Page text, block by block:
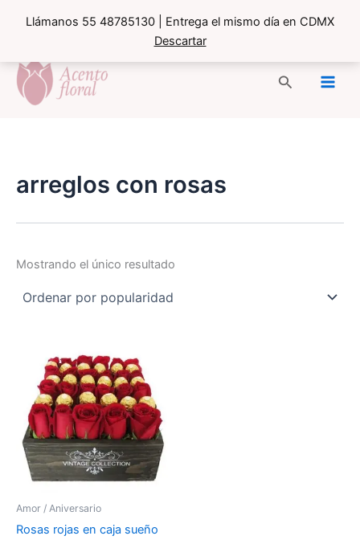
Llámanos 55 48785130 | Entrega el mismo día en CDMX
Descartar
contenido
Buscar
arreglos con rosas
Mostrando el único resultado
Amor / Aniversario
Rosas rojas en caja sueño